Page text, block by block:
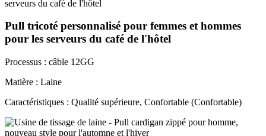
Pull tricoté personnalisé pour femmes et hommes
pour les serveurs du café de l'hôtel
Processus : câble 12GG
Matière : Laine
Caractéristiques : Qualité supérieure, Confortable (Confortable)